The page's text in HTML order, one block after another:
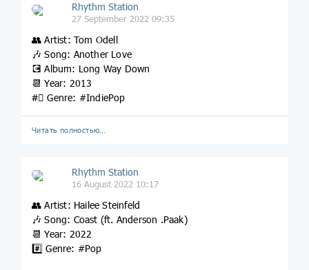
Rhythm Station
27 September 2022 09:35
👥 Artist: Tom Odell
🎶 Song: Another Love
💽 Album: Long Way Down
📆 Year: 2013
#⃣ Genre: #IndiePop
Читать полностью…
Rhythm Station
16 August 2022 10:17
👥 Artist: Hailee Steinfeld
🎶 Song: Coast (ft. Anderson .Paak)
📆 Year: 2022
#️⃣ Genre: #Pop